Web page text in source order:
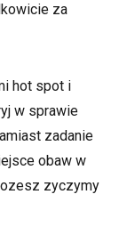
za
hot spot i
w sprawie
zadanie
obaw w
zyczymy